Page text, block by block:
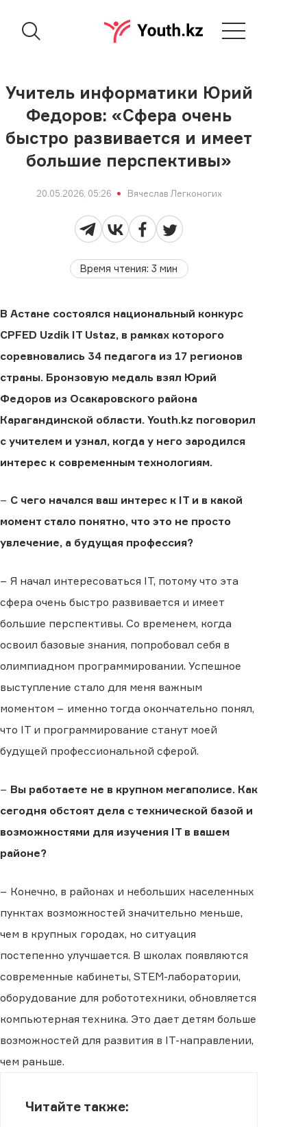
Учитель информатики Юрий
Федоров: «Сфера очень
быстро развивается и имеет
большие перспективы»
20.05.2026, 05:26 Вячеслав Легконогих
Время чтения:3 мин
В Астане состоялся национальный конкурс
CPFED Uzdik IT Ustaz, в рамках которого
соревновались 34 педагога из 17 регионов
страны. Бронзовую медаль взял Юрий
Федоров из Осакаровского района
Карагандинской области. Youth.kz поговорил
с учителем и узнал, когда у него зародился
интерес к современным технологиям.
− С чего начался ваш интерес к IT и в какой
момент стало понятно, что это не просто
увлечение, а будущая профессия?
− Я начал интересоваться IT, потому что эта
сфера очень быстро развивается и имеет
большие перспективы. Со временем, когда
освоил базовые знания, попробовал себя в
олимпиадном программировании. Успешное
выступление стало для меня важным
моментом − именно тогда окончательно понял,
что IT и программирование станут моей
будущей профессиональной сферой.
− Вы работаете не в крупном мегаполисе. Как
сегодня обстоят дела с технической базой и
возможностями для изучения IT в вашем
районе?
− Конечно, в районах и небольших населенных
пунктах возможностей значительно меньше,
чем в крупных городах, но ситуация
постепенно улучшается. В школах появляются
современные кабинеты, STEM-лаборатории,
оборудование для робототехники, обновляется
компьютерная техника. Это дает детям больше
возможностей для развития в IT-направлении,
чем раньше.
Читайте также: